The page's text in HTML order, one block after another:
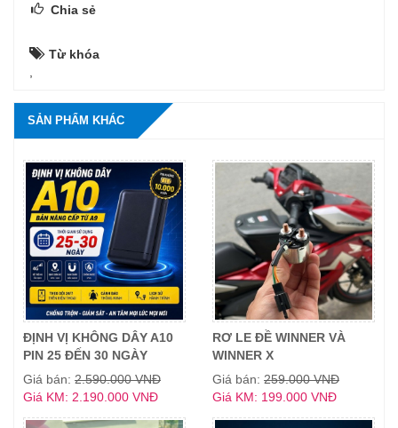
Chia sẻ
Từ khóa
SẢN PHẨM KHÁC
ĐỊNH VỊ KHÔNG DÂY A10
PIN 25 ĐẾN 30 NGÀY
Giá bán: 2.590.000 VNĐ
Giá KM: 2.190.000 VNĐ
RƠ LE ĐỀ WINNER VÀ
WINNER X
Giá bán: 259.000 VNĐ
Giá KM: 199.000 VNĐ